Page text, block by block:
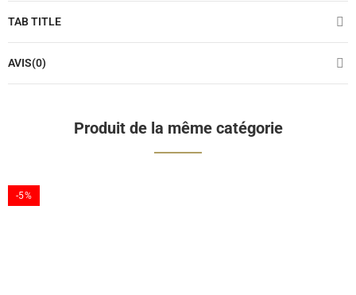
TAB TITLE
AVIS(0)
Produit de la même catégorie
-5%